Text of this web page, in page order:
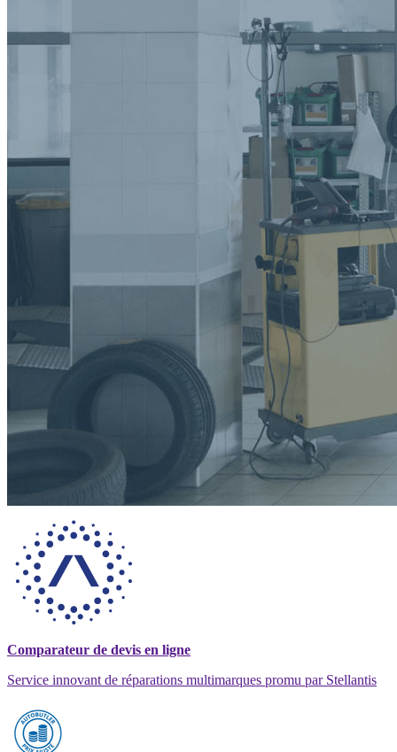
Comparateur de devis en ligne
Service innovant de réparations multimarques promu par Stellantis